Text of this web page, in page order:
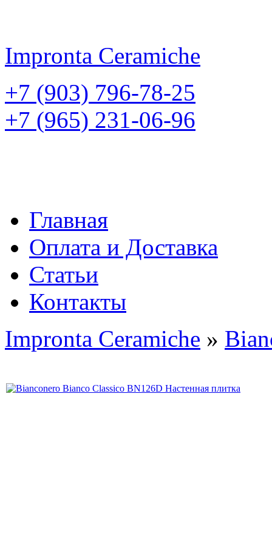
Impronta Ceramiche
+7 (903) 796-78-25
+7 (965) 231-06-96
Главная
Оплата и Доставка
Статьи
Контакты
Impronta Ceramiche »